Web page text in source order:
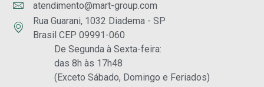
atendimento@mart-group.com
Rua Guarani, 1032 Diadema - SP
Brasil CEP 09991-060
De Segunda à Sexta-feira:
das 8h às 17h48
(Exceto Sábado, Domingo e Feriados)